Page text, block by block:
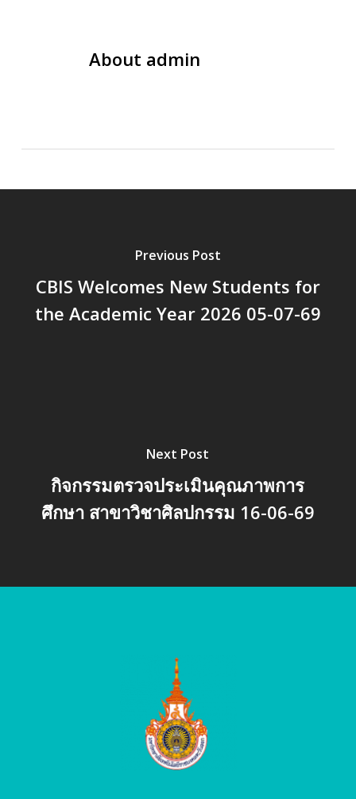
About admin
Previous Post
CBIS Welcomes New Students for
the Academic Year 2026 05-07-69
Next Post
กิจกรรมตรวจประเมินคุณภาพการ
ศึกษา สาขาวิชาศิลปกรรม 16-06-69